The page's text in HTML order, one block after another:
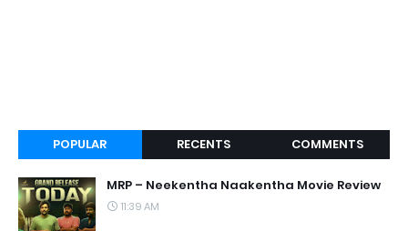
POPULAR RECENTS COMMENTS
MRP – Neekentha Naakentha Movie Review
11:39 AM